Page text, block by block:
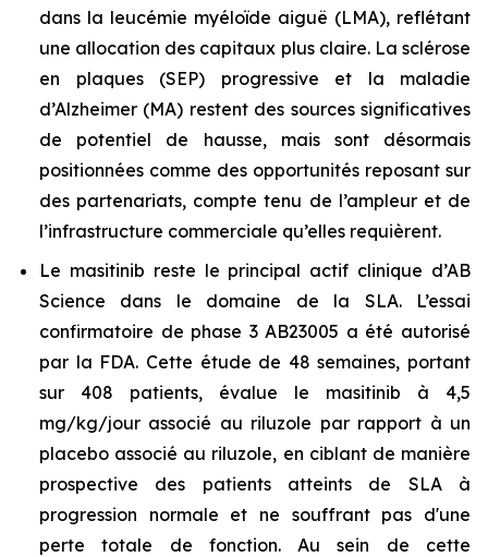
dans la leucémie myéloïde aiguë (LMA), reflétant
une allocation des capitaux plus claire. La sclérose
en plaques (SEP) progressive et la maladie
d’Alzheimer (MA) restent des sources significatives
de potentiel de hausse, mais sont désormais
positionnées comme des opportunités reposant sur
des partenariats, compte tenu de l’ampleur et de
l’infrastructure commerciale qu’elles requièrent.
Le masitinib reste le principal actif clinique d’AB
Science dans le domaine de la SLA. L’essai
confirmatoire de phase 3 AB23005 a été autorisé
par la FDA. Cette étude de 48 semaines, portant
sur 408 patients, évalue le masitinib à 4,5
mg/kg/jour associé au riluzole par rapport à un
placebo associé au riluzole, en ciblant de manière
prospective des patients atteints de SLA à
progression normale et ne souffrant pas d'une
perte totale de fonction. Au sein de cette